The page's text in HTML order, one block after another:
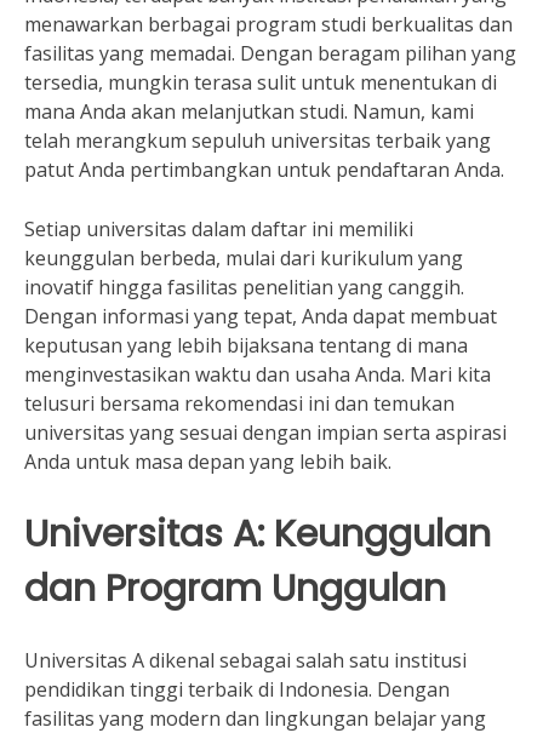
menawarkan berbagai program studi berkualitas dan
fasilitas yang memadai. Dengan beragam pilihan yang
tersedia, mungkin terasa sulit untuk menentukan di
mana Anda akan melanjutkan studi. Namun, kami
telah merangkum sepuluh universitas terbaik yang
patut Anda pertimbangkan untuk pendaftaran Anda.
Setiap universitas dalam daftar ini memiliki
keunggulan berbeda, mulai dari kurikulum yang
inovatif hingga fasilitas penelitian yang canggih.
Dengan informasi yang tepat, Anda dapat membuat
keputusan yang lebih bijaksana tentang di mana
menginvestasikan waktu dan usaha Anda. Mari kita
telusuri bersama rekomendasi ini dan temukan
universitas yang sesuai dengan impian serta aspirasi
Anda untuk masa depan yang lebih baik.
Universitas A: Keunggulan
dan Program Unggulan
Universitas A dikenal sebagai salah satu institusi
pendidikan tinggi terbaik di Indonesia. Dengan
fasilitas yang modern dan lingkungan belajar yang